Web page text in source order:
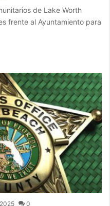
de Lake Worth
frente al Ayuntamiento para
0